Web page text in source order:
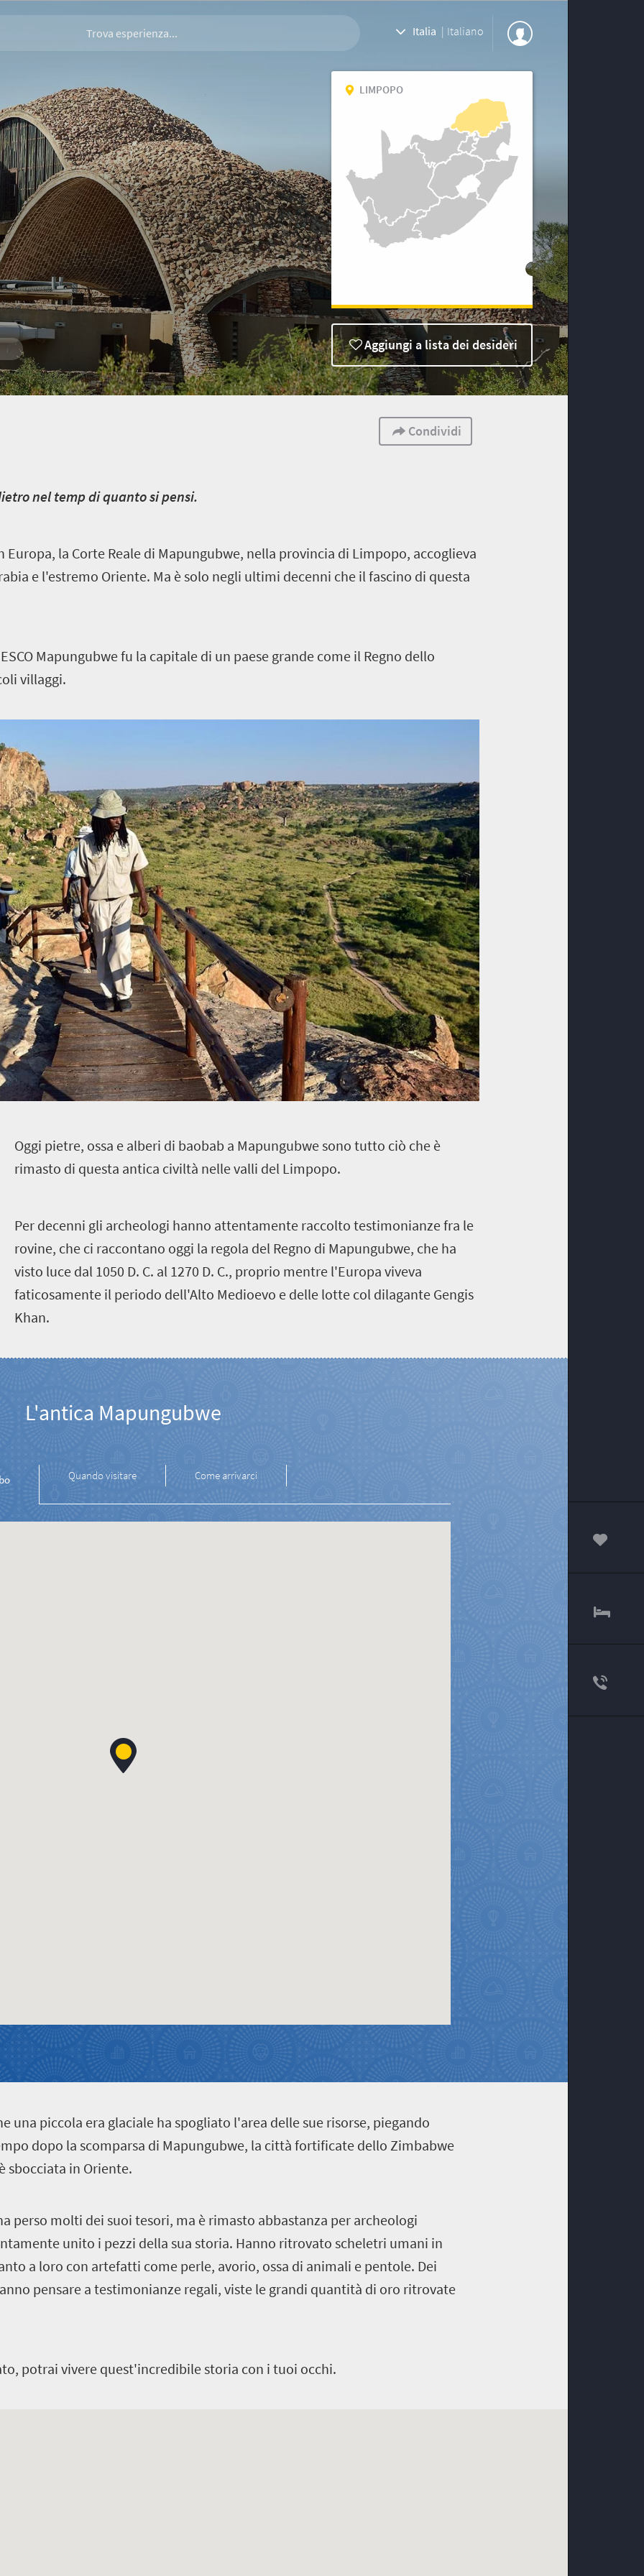
Italia | Italiano
LIMPOPO
Aggiungi a lista dei desideri
Condividi
nel temp di quanto si pensi.
la Corte Reale di Mapungubwe, nella provincia di Limpopo, accoglieva
e l'estremo Oriente. Ma è solo negli ultimi decenni che il fascino di questa
Mapungubwe fu la capitale di un paese grande come il Regno dello
villaggi.
Oggi pietre, ossa e alberi di baobab a Mapungubwe sono tutto ciò che è
rimasto di questa antica civiltà nelle valli del Limpopo.
Per decenni gli archeologi hanno attentamente raccolto testimonianze fra le
rovine, che ci raccontano oggi la regola del Regno di Mapungubwe, che ha
visto luce dal 1050 D. C. al 1270 D. C., proprio mentre l'Europa viveva
faticosamente il periodo dell'Alto Medioevo e delle lotte col dilagante Gengis
Khan.
L'antica Mapungubwe
Quando visitare Come arrivarci
una piccola era glaciale ha spogliato l'area delle sue risorse, piegando
dopo la scomparsa di Mapungubwe, la città fortificate dello Zimbabwe
sbocciata in Oriente.
perso molti dei suoi tesori, ma è rimasto abbastanza per archeologi
unito i pezzi della sua storia. Hanno ritrovato scheletri umani in
a loro con artefatti come perle, avorio, ossa di animali e pentole. Dei
pensare a testimonianze regali, viste le grandi quantità di oro ritrovate
potrai vivere quest'incredibile storia con i tuoi occhi.
00